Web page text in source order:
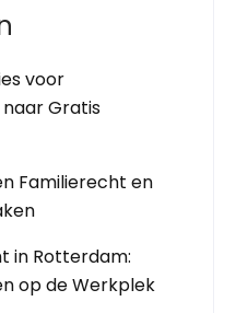
voor
naar Gratis
Familierecht en
in Rotterdam:
op de Werkplek